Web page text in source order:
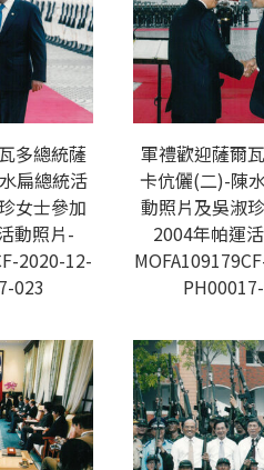
多總統薩
扁總統活
女士參加
動照片-
2020-12-
023
軍禮歡迎薩爾
卡伉儷(二)-陳
動照片及吳淑
2004年帕運